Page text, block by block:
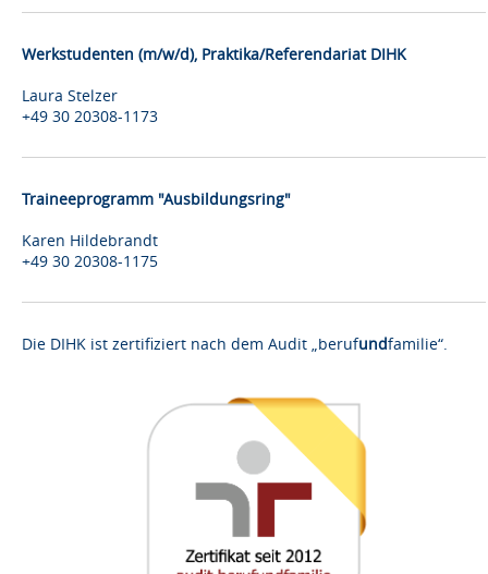
Werkstudenten (m/w/d), Praktika/Referendariat DIHK
Laura Stelzer
+49 30 20308-1173
Traineeprogramm "Ausbildungsring"
Karen Hildebrandt
+49 30 20308-1175
Die DIHK ist zertifiziert nach dem Audit „berufundfamilie“.